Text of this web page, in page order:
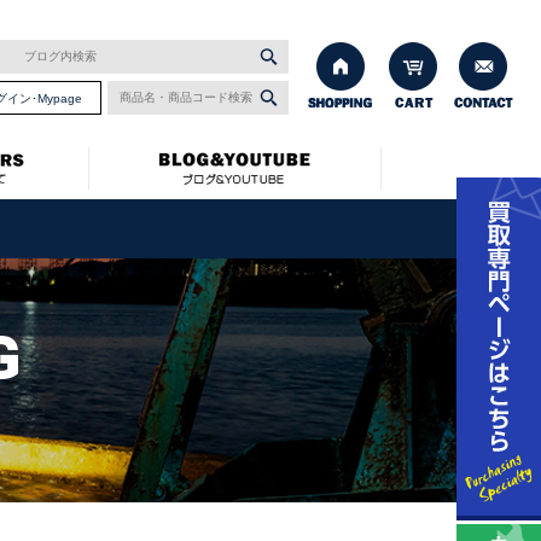
イン･Mypage